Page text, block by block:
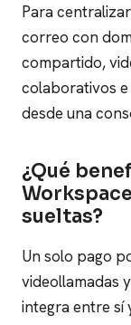
Para
correo con
compartido,
colaborativos e
desde una
¿Qué
sueltas?
Un solo pago
videollamadas
integra entre sí